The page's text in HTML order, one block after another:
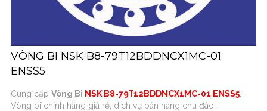
VÒNG BI NSK B8-79T12BDDNCX1MC-01
ENSS5
Cung cấp Vòng Bi NSK B8-79T12BDDNCX1MC-01 ENSS5
Vòng bi chính hãng giá rẻ, dịch vụ bán hàng chu đáo.